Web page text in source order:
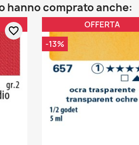
hanno comprato anche:
favorite_border
OFFERTA
-13%